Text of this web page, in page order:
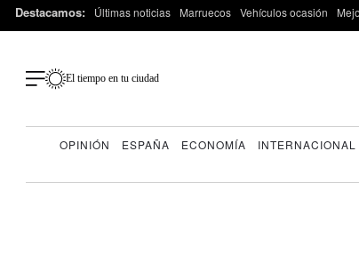
Destacamos: Últimas noticias Marruecos Vehículos ocasión
El tiempo en tu ciudad
OPINIÓN ESPAÑA ECONOMÍA INTERNACIONAL